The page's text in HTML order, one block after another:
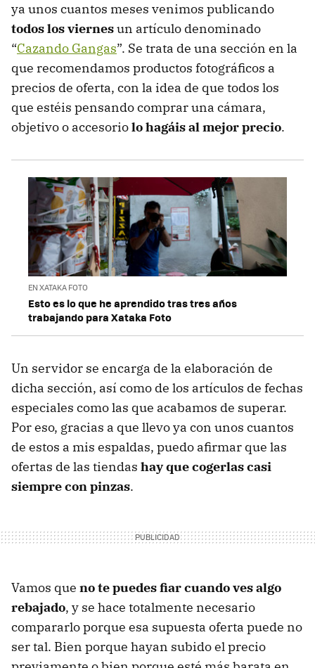
ya unos cuantos meses venimos publicando
todos los viernesun artículo denominado
“Cazando Gangas”. Se trata de una sección en la
que recomendamos productos fotográficos a
precios de oferta, con la idea de que todos los
que estéis pensando comprar una cámara,
objetivo o accesoriolo hagáis al mejor precio.
EN XATAKA FOTO
Esto es lo que he aprendido tras tres años
trabajando para Xataka Foto
Un servidor se encarga de la elaboración de
dicha sección, así como de los artículos de fechas
especiales como las que acabamos de superar.
Por eso, gracias a que llevo ya con unos cuantos
de estos a mis espaldas, puedo afirmar que las
ofertas de las tiendas hay que cogerlas casi
siempre con pinzas.
Vamos que no te puedes fiar cuando ves algo
rebajado, y se hace totalmente necesario
compararlo porque esa supuesta oferta puede no
ser tal. Bien porque hayan subido el precio